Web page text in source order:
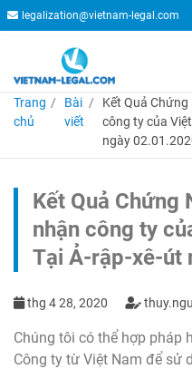
legalization@vietnam-legal.com
Trang
chủ
Bài
viết
Kết Quả
công ty của
ngày
Kết Quả Chứng
nhận công ty
Tại Ả-rập-xê-út
thg 4 28, 2020
Chúng tôi có thể hợp pháp
Công ty từ Việt Nam để sử